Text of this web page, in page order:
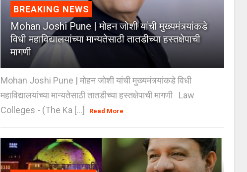
BREAKING NEWS
Mohan Joshi Pune | मोहन जोशी यांची मुख्यमंत्र्यांकडे
विधी महाविद्यालयांच्या मान्यतेसाठी तातडीच्या हस्तक्षेपाची
मागणी
Mohan Joshi Pune | मोहन जोशी यांची मुख्यमंत्र्यांकडे विधी
महाविद्यालयांच्या मान्यतेसाठी तातडीच्या हस्तक्षेपाची मागणी Law
Colleges - (The Ka [...]
Read More